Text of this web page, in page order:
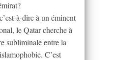
à-dire à un éminent
le Qatar cherche à
subliminale entre la
C’est